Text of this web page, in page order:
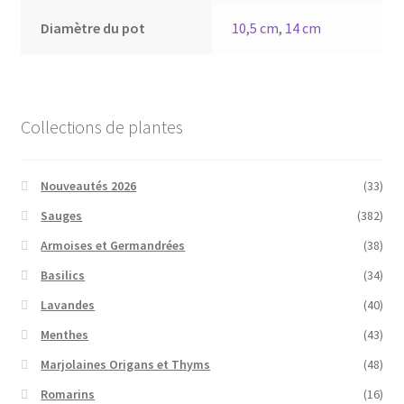
Diamètre du pot 10,5 cm, 14 cm
Collections de plantes
Nouveautés 2026
(33)
Sauges
(382)
Armoises et Germandrées
(38)
Basilics
(34)
Lavandes
(40)
Menthes
(43)
Marjolaines Origans et Thyms
(48)
Romarins
(16)